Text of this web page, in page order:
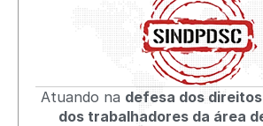
Atuando na defesa dos
dos trabalhadores da área